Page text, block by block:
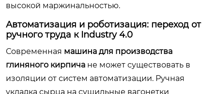
высокой маржинальностью.
Автоматизация и роботизация: переход от
ручного труда к Industry 4.0
Современная машина для производства
глиняного кирпича не может существовать в
изоляции от систем автоматизации. Ручная
укладка сырца на сушильные вагонетки